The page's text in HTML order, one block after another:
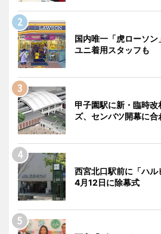
国内唯一「虎ローソ
ユニ着用スタッフも
甲子園駅に新・臨時
ズ、センバツ開幕に
西宮北口駅前に「ハ
4月12日に除幕式